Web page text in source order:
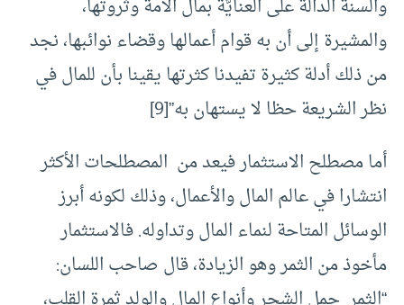
والسنة الدالة على العنايَّة بمال الأمة وثروتها،
والمشيرة إلى أن به قوام أعمالها وقضاء نوائبها، نجد
من ذلك أدلة كثيرة تفيدنا كثرتها يقينا بأن للمال في
نظر الشريعة حظا لا يستهان به”[9]
أما مصطلح الاستثمار فيعد من المصطلحات الأكثر
انتشارا في عالم المال والأعمال، وذلك لكونه أبرز
الوسائل المتاحة لنماء المال وتداوله. فالاستثمار
مأخوذ من الثمر وهو الزيادة، قال صاحب اللسان: